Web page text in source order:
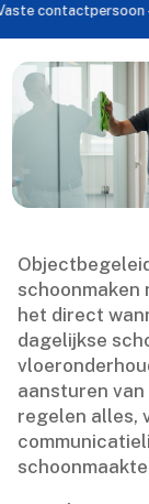
-
schoonmaken
het direct
dagelijkse
aansturen
regelen alles,